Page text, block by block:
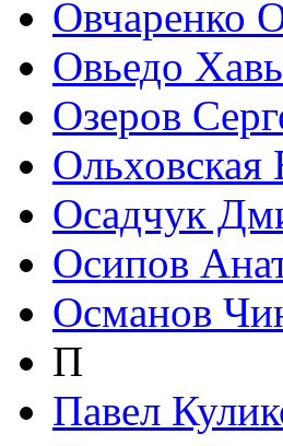
Овчаренко
Овьедо
Озеров
Ольховская
Осадчук
Осипов
Османов
П
Павел